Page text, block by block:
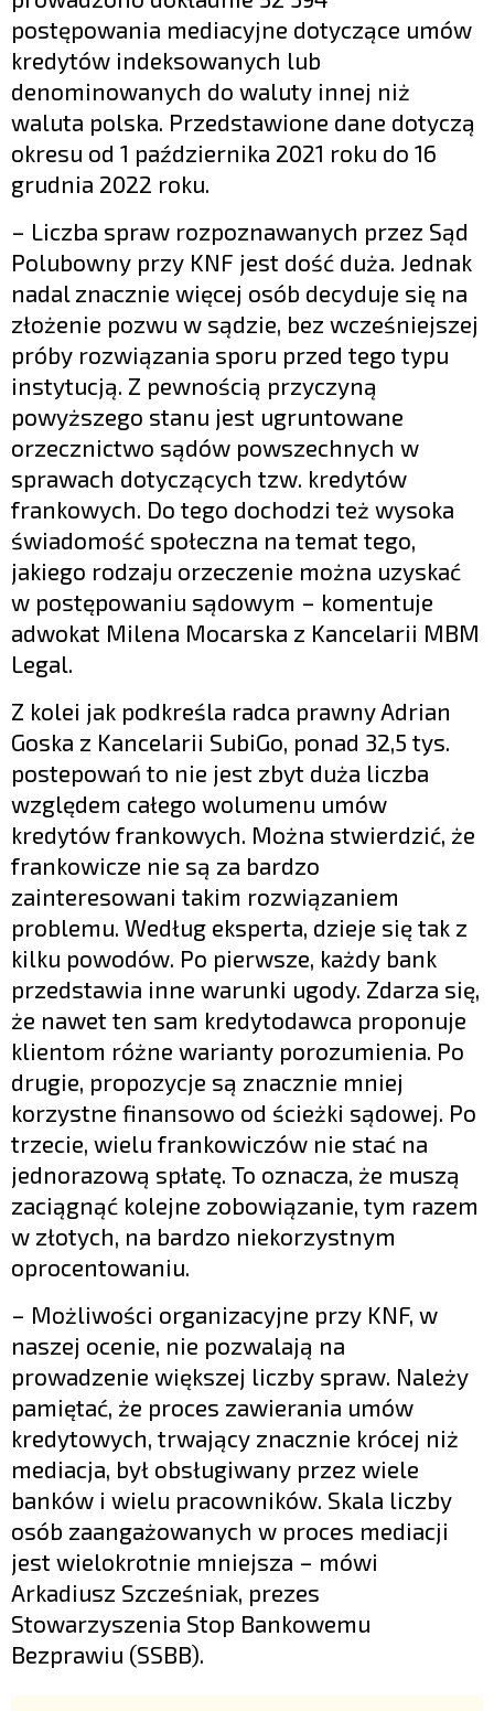
postępowania mediacyjne dotyczące umów
kredytów indeksowanych lub
denominowanych do waluty innej niż
waluta polska. Przedstawione dane dotyczą
okresu od 1 października 2021 roku do 16
grudnia 2022 roku.
– Liczba spraw rozpoznawanych przez Sąd
Polubowny przy KNF jest dość duża. Jednak
nadal znacznie więcej osób decyduje się na
złożenie pozwu w sądzie, bez wcześniejszej
próby rozwiązania sporu przed tego typu
instytucją. Z pewnością przyczyną
powyższego stanu jest ugruntowane
orzecznictwo sądów powszechnych w
sprawach dotyczących tzw. kredytów
frankowych. Do tego dochodzi też wysoka
świadomość społeczna na temat tego,
jakiego rodzaju orzeczenie można uzyskać
w postępowaniu sądowym – komentuje
adwokat Milena Mocarska z Kancelarii MBM
Legal.
Z kolei jak podkreśla radca prawny Adrian
Goska z Kancelarii SubiGo, ponad 32,5 tys.
postepowań to nie jest zbyt duża liczba
względem całego wolumenu umów
kredytów frankowych. Można stwierdzić, że
frankowicze nie są za bardzo
zainteresowani takim rozwiązaniem
problemu. Według eksperta, dzieje się tak z
kilku powodów. Po pierwsze, każdy bank
przedstawia inne warunki ugody. Zdarza się,
że nawet ten sam kredytodawca proponuje
klientom różne warianty porozumienia. Po
drugie, propozycje są znacznie mniej
korzystne finansowo od ścieżki sądowej. Po
trzecie, wielu frankowiczów nie stać na
jednorazową spłatę. To oznacza, że muszą
zaciągnąć kolejne zobowiązanie, tym razem
w złotych, na bardzo niekorzystnym
oprocentowaniu.
– Możliwości organizacyjne przy KNF, w
naszej ocenie, nie pozwalają na
prowadzenie większej liczby spraw. Należy
pamiętać, że proces zawierania umów
kredytowych, trwający znacznie krócej niż
mediacja, był obsługiwany przez wiele
banków i wielu pracowników. Skala liczby
osób zaangażowanych w proces mediacji
jest wielokrotnie mniejsza – mówi
Arkadiusz Szcześniak, prezes
Stowarzyszenia Stop Bankowemu
Bezprawiu (SSBB).